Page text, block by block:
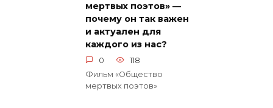
мертвых поэтов» —
почему он так важен
и актуален для
каждого из нас?
0
118
Фильм «Общество
мертвых поэтов»